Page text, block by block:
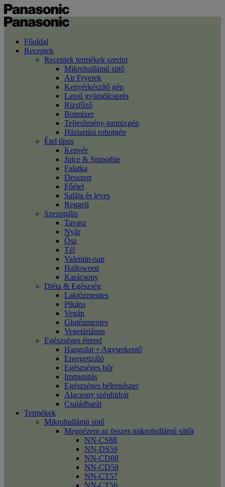
Főoldal
Receptek
Receptek termékek szerint
Mikrohullámú sütő
Air Fryerek
Kenyérkészítő gép
Lassú gyümölcsprés
Rizsfőző
Botmixer
Teljesítmény-turmixgép
Háztartási robotgép
Étel típus
Kenyér
Juice & Smoothie
Falatka
Desszert
Főétel
Saláta és leves
Reggeli
Szezonális
Tavasz
Nyár
Ősz
Tél
Valentin-nap
Halloween
Karácsony
Diéta & Egészség
Laktózmentes
Pikáns
Vegán
Gluténmentes
Vegetáriánus
Egészséges étrend
Hangulat + Agyserkentő
Energetizáló
Egészséges bőr
Immunitás
Egészséges bélrendszer
Alacsony szénhidrát
Családbarát
Termékek
Mikrohullámú sütő
Megnézem az összes mikrohullámú sütőt
NN-CS88
NN-DS59
NN-CD88
NN-CD58
NN-CT57
NN-CT56